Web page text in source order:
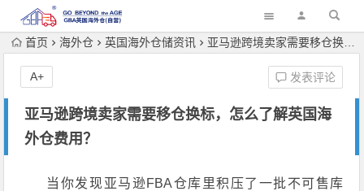
首页 海外仓 英国海外仓储资讯 亚马逊跨境卖家需要移仓换标，怎么了解英国海外仓费用？
亚马逊跨境卖家需要移仓换标，怎么了解英国海
外仓费用？
发表评论
A+
当你发现亚马逊FBA仓库里积压了一批不可售库